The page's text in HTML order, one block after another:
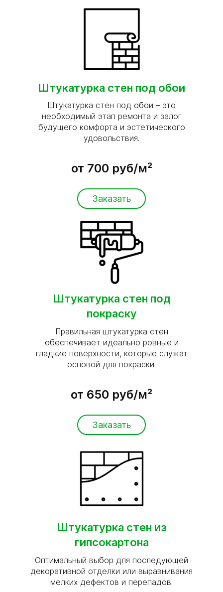
Штукатурка стен под обои
Штукатурка стен под обои – это
необходимый этап ремонта и залог
будущего комфорта и эстетического
удовольствия.
от 700 руб/м²
Заказать
Штукатурка стен под
покраску
Правильная штукатурка стен
обеспечивает идеально ровные и
гладкие поверхности, которые служат
основой для покраски.
от 650 руб/м²
Заказать
Штукатурка стен из
гипсокартона
Оптимальный выбор для последующей
декоративной отделки или выравнивания
мелких дефектов и перепадов.